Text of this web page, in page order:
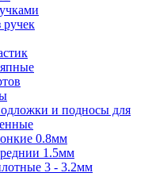
ручек
и подносы для
0.8мм
1.5мм
3 - 3.2мм